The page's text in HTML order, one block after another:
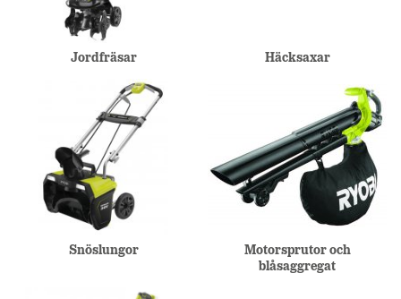
Jordfräsar Häcksaxar
Snöslungor
Motorsprutor och
blåsaggregat